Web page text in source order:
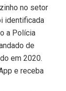
no setor
identificada
a Polícia
de
em 2020.
e receba